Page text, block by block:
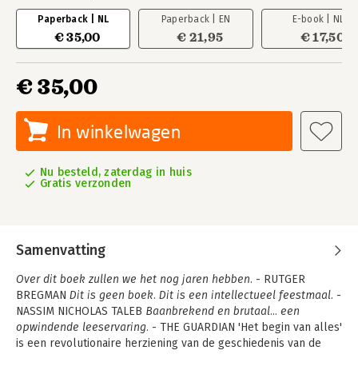
Paperback | NL
€ 35,00
Paperback | EN
€ 21,95
E-book | NL
€ 17,50
€ 35,00
In winkelwagen
Nu besteld, zaterdag in huis
Gratis verzonden
Samenvatting
Over dit boek zullen we het nog jaren hebben. - RUTGER
BREGMAN Dit is geen boek. Dit is een intellectueel feestmaal. -
NASSIM NICHOLAS TALEB Baanbrekend en brutaal... een
opwindende leeservaring. - THE GUARDIAN 'Het begin van alles'
is een revolutionaire herziening van de geschiedenis van de